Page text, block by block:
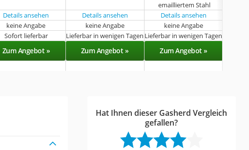
emailliertem Stahl
Details ansehen Details ansehen Details ansehen
keine Angabe keine Angabe
keine Angabe
Sofort lieferbar Lieferbar in wenigen Tagen Lieferbar in wenigen Tagen
Zum Angebot » Zum Angebot » Zum Angebot »
Hat Ihnen dieser Gasherd Vergleich
gefallen?